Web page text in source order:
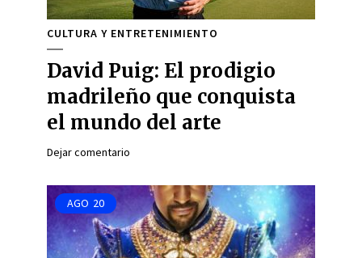
CULTURA Y ENTRETENIMIENTO
David Puig: El prodigio
madrileño que conquista
el mundo del arte
Dejar comentario
AGO 20